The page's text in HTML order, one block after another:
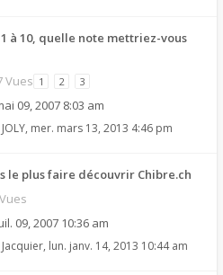
à 10, quelle note mettriez-vous
Vues 1 2 3
09, 2007 8:03 am
JOLY, mer. mars 13, 2013 4:46 pm
le plus faire découvrir Chibre.ch
09, 2007 10:36 am
Jacquier, lun. janv. 14, 2013 10:44 am